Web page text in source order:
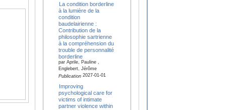
La condition borderline
à la lumière de la
condition
baudelairienne :
Contribution de la
philosophie sartrienne
à la compréhension du
trouble de personnalité
borderline
par Aprile, Pauline ,
Englebert, Jérôme
Publication2027-01-01
Improving
psychological care for
victims of intimate
partner violence within